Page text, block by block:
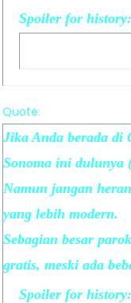
Spoiler for history:
Quote:
Jika Anda berada di
Sonoma ini dulunya
Namun jangan
yang lebih modern.
Sebagian besar
gratis, meski ada
Spoiler for history: